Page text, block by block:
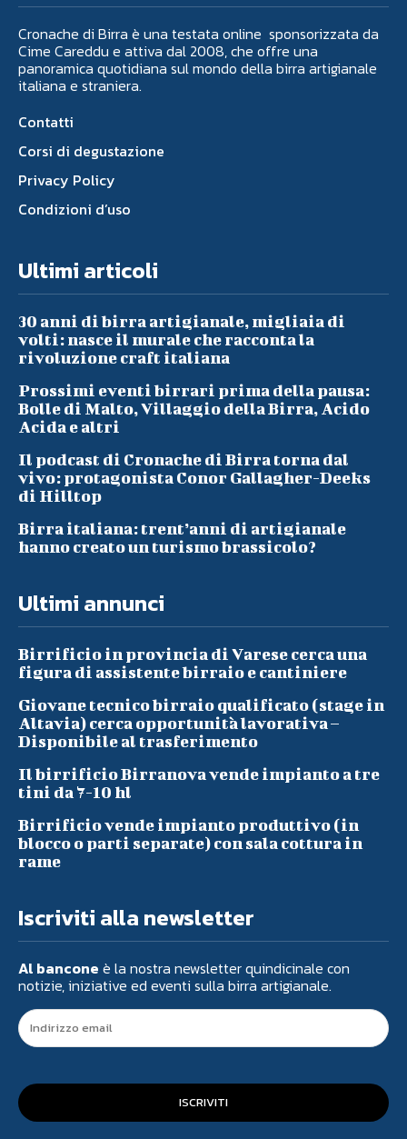
Cronache di Birra è una testata online sponsorizzata da
Cime Careddu e attiva dal 2008, che offre una
panoramica quotidiana sul mondo della birra artigianale
italiana e straniera.
Contatti
Corsi di degustazione
Privacy Policy
Condizioni d’uso
Ultimi articoli
30 anni di birra artigianale, migliaia di
volti: nasce il murale che racconta la
rivoluzione craft italiana
Prossimi eventi birrari prima della pausa:
Bolle di Malto, Villaggio della Birra, Acido
Acida e altri
Il podcast di Cronache di Birra torna dal
vivo: protagonista Conor Gallagher-Deeks
di Hilltop
Birra italiana: trent’anni di artigianale
hanno creato un turismo brassicolo?
Ultimi annunci
Birrificio in provincia di Varese cerca una
figura di assistente birraio e cantiniere
Giovane tecnico birraio qualificato (stage in
Altavia) cerca opportunità lavorativa –
Disponibile al trasferimento
Il birrificio Birranova vende impianto a tre
tini da 7-10 hl
Birrificio vende impianto produttivo (in
blocco o parti separate) con sala cottura in
rame
Iscriviti alla newsletter
Al bancone è la nostra newsletter quindicinale con
notizie, iniziative ed eventi sulla birra artigianale.
ISCRIVITI